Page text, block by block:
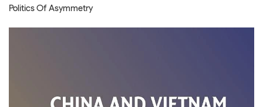
Politics Of Asymmetry